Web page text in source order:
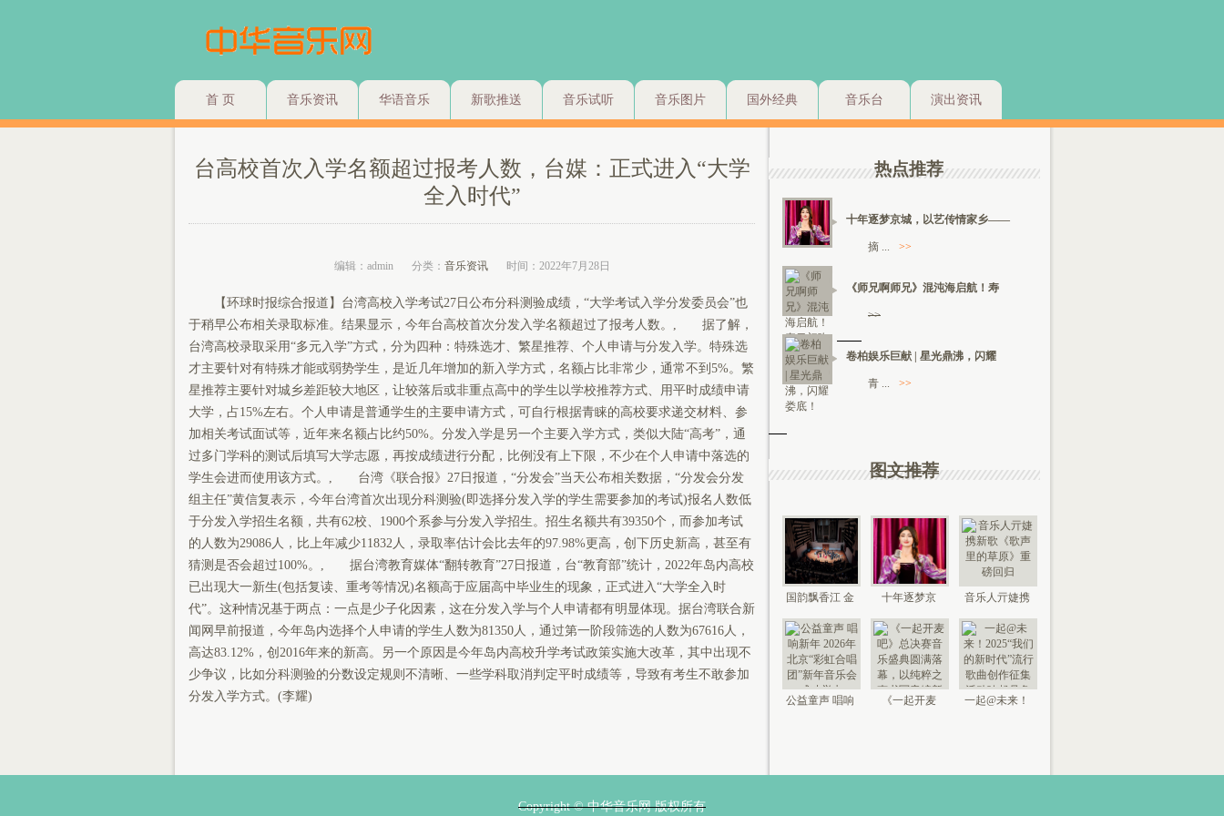
首 页 音乐资讯 华语音乐 新歌推送 音乐试听 音乐图片 国外经典 音乐台 演出资讯
台高校首次入学名额超过报考人数，台媒：正式进入“大学
全入时代”
编辑：admin 分类： 音乐资讯 时间：2022年7月28日
【环球时报综合报道】台湾高校入学考试27日公布分科测验成绩，“大学考试入学分发委员会”也
于稍早公布相关录取标准。结果显示，今年台高校首次分发入学名额超过了报考人数。, 据了解，
台湾高校录取采用“多元入学”方式，分为四种：特殊选才、繁星推荐、个人申请与分发入学。特殊选
才主要针对有特殊才能或弱势学生，是近几年增加的新入学方式，名额占比非常少，通常不到5%。繁
星推荐主要针对城乡差距较大地区，让较落后或非重点高中的学生以学校推荐方式、用平时成绩申请
大学，占15%左右。个人申请是普通学生的主要申请方式，可自行根据青睐的高校要求递交材料、参
加相关考试面试等，近年来名额占比约50%。分发入学是另一个主要入学方式，类似大陆“高考”，通
过多门学科的测试后填写大学志愿，再按成绩进行分配，比例没有上下限，不少在个人申请中落选的
学生会进而使用该方式。, 台湾《联合报》27日报道，“分发会”当天公布相关数据，“分发会分发
组主任”黄信复表示，今年台湾首次出现分科测验(即选择分发入学的学生需要参加的考试)报名人数低
于分发入学招生名额，共有62校、1900个系参与分发入学招生。招生名额共有39350个，而参加考试
的人数为29086人，比上年减少11832人，录取率估计会比去年的97.98%更高，创下历史新高，甚至有
猜测是否会超过100%。, 据台湾教育媒体“翻转教育”27日报道，台“教育部”统计，2022年岛内高校
已出现大一新生(包括复读、重考等情况)名额高于应届高中毕业生的现象，正式进入“大学全入时
代”。这种情况基于两点：一点是少子化因素，这在分发入学与个人申请都有明显体现。据台湾联合新
闻网早前报道，今年岛内选择个人申请的学生人数为81350人，通过第一阶段筛选的人数为67616人，
高达83.12%，创2016年来的新高。另一个原因是今年岛内高校升学考试政策实施大改革，其中出现不
少争议，比如分科测验的分数设定规则不清晰、一些学科取消判定平时成绩等，导致有考生不敢参加
分发入学方式。(李耀)
热点推荐
十年逐梦京城，以艺传情家乡——
摘 ... >>
《师兄啊师兄》混沌海启航！寿
>>
卷柏娱乐巨献 | 星光鼎沸，闪耀
青 ... >>
图文推荐
国韵飘香江 金
钟鸣未来 “时代
国
十年逐梦京
城，以艺传情
家乡——
音乐人亓婕携
新歌《歌声里
的草
公益童声 唱响
《一起开麦
一起@未来！
Copyright © 中华音乐网 版权所有